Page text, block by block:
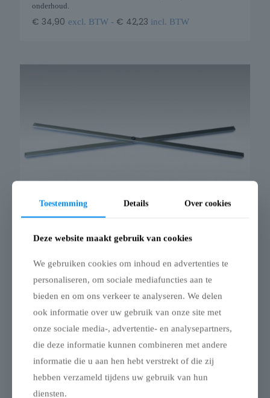
onderhoud.
€ 34,90 excl. BTW - € 42,23 incl. BTW
AluLite 4 x 4 en 4 x 8
Schaarstuk aluminium 1,5 mm voor vouwtent AluLite 4 x 4
en 4 x 8
Dit complete schaarstuk is geschikt voor aluminium
vouwtentframes van 4 x 4 en 4 x 8. Het verbindt de
schaarprofielen in het frame en zorgt voor een stabiele
structuur én een vlotte openings- en sluitbeweging van de tent.
beschadigd is of stroef werkt.
Toestemming Details Over cookies
Deze website maakt gebruik van cookies
We gebruiken cookies om inhoud en advertenties te
personaliseren, om sociale mediafuncties aan te
bieden en om ons verkeer te analyseren. We delen
ook informatie over uw gebruik van onze site met
onze sociale media-, advertentie- en analysepartners,
die deze informatie kunnen combineren met andere
informatie die u aan hen hebt verstrekt of die zij
hebben verzameld tijdens uw gebruik van hun
diensten.